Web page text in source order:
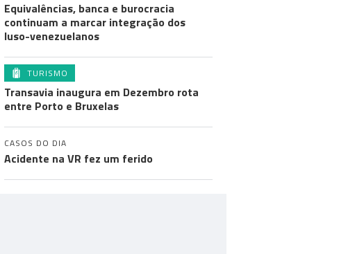
Equivalências, banca e burocracia
continuam a marcar integração dos
luso-venezuelanos
TURISMO
Transavia inaugura em Dezembro rota
entre Porto e Bruxelas
CASOS DO DIA
Acidente na VR fez um ferido